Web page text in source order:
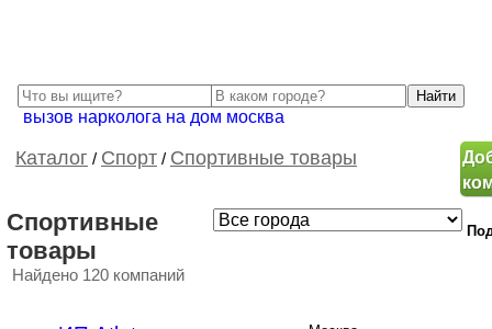
вызов нарколога на дом москва
Каталог / Спорт / Спортивные товары
Спортивные
товары
Найдено 120 компаний